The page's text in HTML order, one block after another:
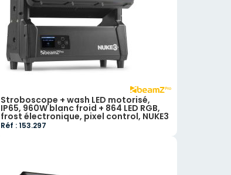
Stroboscope + wash LED motorisé,
IP65, 960W blanc froid + 864 LED RGB,
frost électronique, pixel control, NUKE3
Réf : 153.297